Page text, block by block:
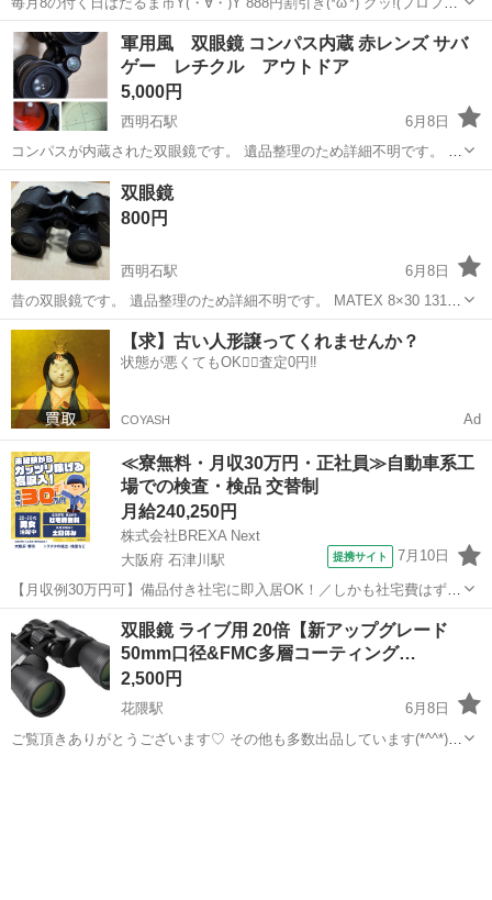
照) SKY-WALKER 天体望遠鏡です。 星を見るのに最適です。 詳細&
型番等は写真で判断お願いします 家電品等無料サービスで設置...
兵庫 神戸市 三ノ宮駅 望遠鏡、顕微鏡 無料
軍用風 双眼鏡 コンパス内蔵 赤レンズ サバ
ゲー レチクル アウトドア
5,000円
西明石駅
6月8日
コンパスが内蔵された双眼鏡です。 遺品整理のため詳細不明です。 レ
ンズは赤色でカバー付き。全体的に目立った傷や汚れはなく、比較的
きれいな状態です。 メーカーや倍率など不明ですが、おそらく低倍率
で20m先の地面が鮮明に確認で...
兵庫 神戸市 西明石駅
双眼鏡
800円
西明石駅
6月8日
昔の双眼鏡です。 遺品整理のため詳細不明です。 MATEX 8×30 131m
at 1000m 本体やレンズのくすみなどあります。 サイズ15.5×6×12
⭐️6/12まで 終日応相談 ❗️在庫確認含...
兵庫 神戸市 西明石駅 望遠鏡、顕微鏡 双眼鏡
【求】古い人形譲ってくれませんか？
状態が悪くてもOK🙆‍♀️査定0円‼️
COYASH Ad
≪寮無料・月収30万円・正社員≫自動車系工
場での検査・検品 交替制
月給240,250円
株式会社BREXA Next
大阪府 石津川駅
提携サイト 7月10日
【月収例30万円可】備品付き社宅に即入居OK！／しかも社宅費はずっ
と無料♪／トラクタ本体の製造／資格経験不問★異業種からの転職活躍
中！／赴任旅費会社負担／工場まで無料送迎あり◎《大阪府堺市》 人
気の工場のお仕事 ◇トラクタ...
大阪 石津川駅 その他
双眼鏡 ライブ用 20倍【新アップグレード
50mm口径&FMC多層コーティング…
2,500円
花隈駅
6月8日
ご覧頂きありがとうございます♡ その他も多数出品しています(*^^*)